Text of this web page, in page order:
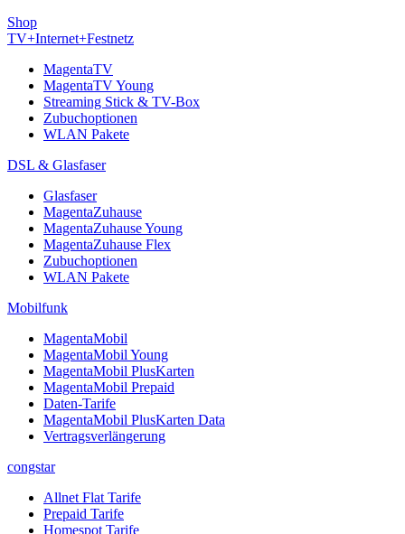
Shop
TV+Internet+Festnetz
MagentaTV
MagentaTV Young
Streaming Stick & TV-Box
Zubuchoptionen
WLAN Pakete
DSL & Glasfaser
Glasfaser
MagentaZuhause
MagentaZuhause Young
MagentaZuhause Flex
Zubuchoptionen
WLAN Pakete
Mobilfunk
MagentaMobil
MagentaMobil Young
MagentaMobil PlusKarten
MagentaMobil Prepaid
Daten-Tarife
MagentaMobil PlusKarten Data
Vertragsverlängerung
congstar
Allnet Flat Tarife
Prepaid Tarife
Homespot Tarife